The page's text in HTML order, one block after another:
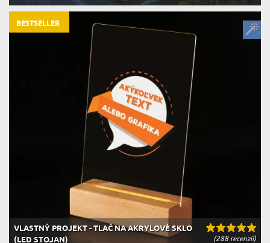
(288 recenzií)
VLASTNÝ PROJEKT - TLAČ NA AKRYLOVÉ SKLO
(LED STOJAN)
BESTSELLER